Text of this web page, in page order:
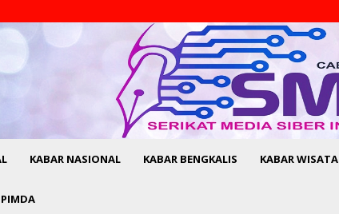
KABAR NASIONAL KABAR BENGKALIS KABAR WISATA